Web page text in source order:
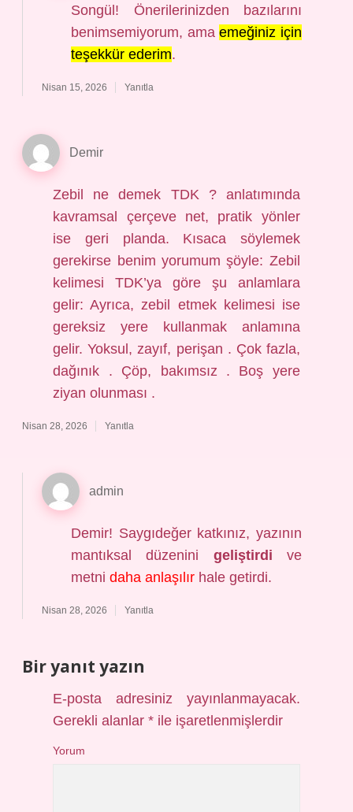
Songül! Önerilerinizden bazılarını
benimsemiyorum, amaemeğiniz için
teşekkür ederim.
Nisan 15, 2026 Yanıtla
Demir
Zebil ne demek TDK ? anlatımında
kavramsal çerçeve net, pratik yönler
ise geri planda. Kısaca söylemek
gerekirse benim yorumum şöyle: Zebil
kelimesi TDK’ya göre şu anlamlara
gelir: Ayrıca, zebil etmek kelimesi ise
gereksiz yere kullanmak anlamına
gelir. Yoksul, zayıf, perişan . Çok fazla,
dağınık . Çöp, bakımsız . Boş yere
ziyan olunması .
Nisan 28, 2026 Yanıtla
admin
Demir! Saygıdeğer katkınız, yazının
mantıksal düzenini geliştirdi ve
metni daha anlaşılırhale getirdi.
Nisan 28, 2026 Yanıtla
Bir yanıt yazın
E-posta adresiniz yayınlanmayacak.
Gerekli alanlar* ile işaretlenmişlerdir
Yorum